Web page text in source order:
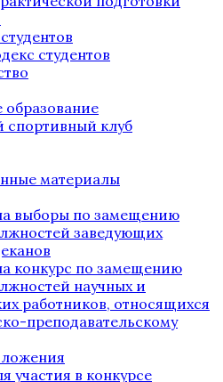
студентов
спортивный клуб
материалы
выборы по замещению
заведующих
конкурс по замещению
научных и
работников, относящихся
преподавательскому
участия в конкурсе